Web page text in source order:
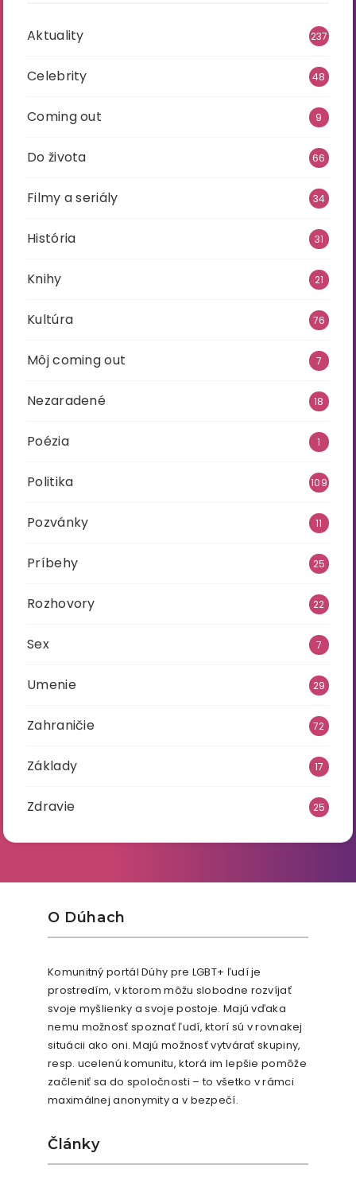
Aktuality 237
Celebrity 48
Coming out 9
Do života 66
Filmy a seriály 34
História 31
Knihy 21
Kultúra 76
Môj coming out 7
Nezaradené 18
Poézia 1
Politika 109
Pozvánky 11
Príbehy 25
Rozhovory 22
Sex 7
Umenie 29
Zahraničie 72
Základy 17
Zdravie 25
O Dúhach
Komunitný portál Dúhy pre LGBT+ ľudí je
prostredím, v ktorom môžu slobodne rozvíjať
svoje myšlienky a svoje postoje. Majú vďaka
nemu možnosť spoznať ľudí, ktorí sú v rovnakej
situácii ako oni. Majú možnosť vytvárať skupiny,
resp. ucelenú komunitu, ktorá im lepšie pomôže
začleniť sa do spoločnosti – to všetko v rámci
maximálnej anonymity a v bezpečí.
Články